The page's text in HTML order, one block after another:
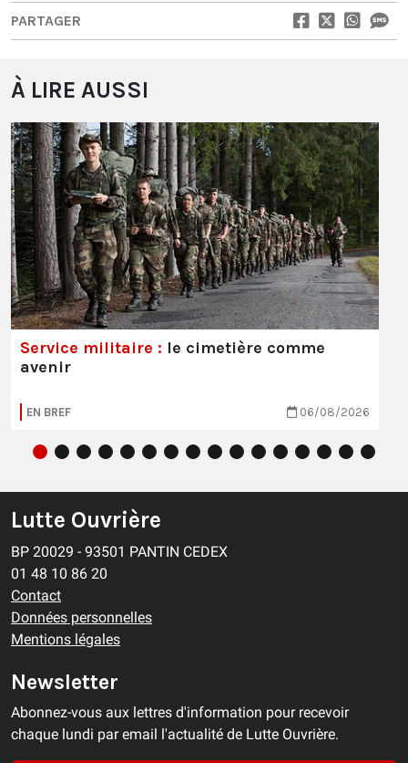
PARTAGER
À LIRE AUSSI
Service militaire : le cimetière comme
avenir
EN BREF 06/08/2026
Lutte Ouvrière
BP 20029 - 93501 PANTIN CEDEX
01 48 10 86 20
Contact
Données personnelles
Mentions légales
Newsletter
Abonnez-vous aux lettres d'information pour recevoir
chaque lundi par email l'actualité de Lutte Ouvrière.